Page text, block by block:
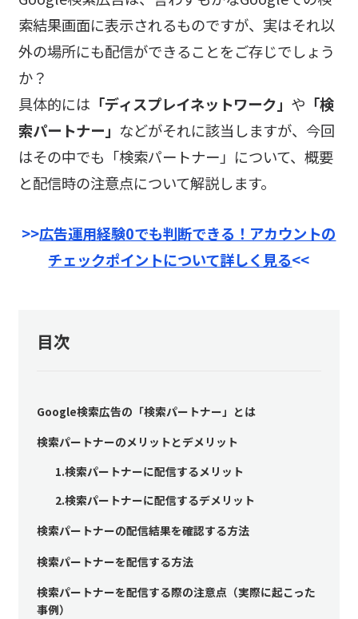
索結果画面に表示されるものですが、実はそれ以
外の場所にも配信ができることをご存じでしょう
か？
具体的には 「ディスプレイネットワーク」 や 「検
索パートナー」 などがそれに該当しますが、今回
はその中でも「検索パートナー」について、概要
と配信時の注意点について解説します。
>>広告運用経験0でも判断できる！アカウントの
チェックポイントについて詳しく見る<<
目次
Google検索広告の「検索パートナー」とは
検索パートナーのメリットとデメリット
1.検索パートナーに配信するメリット
2.検索パートナーに配信するデメリット
検索パートナーの配信結果を確認する方法
検索パートナーを配信する方法
検索パートナーを配信する際の注意点（実際に起こった
事例）